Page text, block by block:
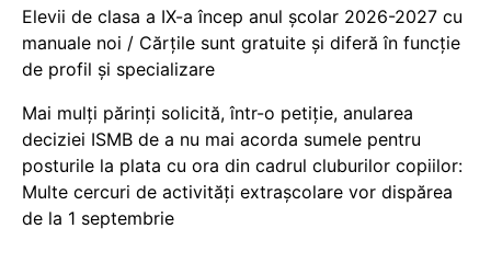
Elevii de clasa a IX-a încep anul școlar 2026-2027 cu
manuale noi / Cărțile sunt gratuite și diferă în funcție
de profil și specializare
Mai mulți părinți solicită, într-o petiție, anularea
deciziei ISMB de a nu mai acorda sumele pentru
posturile la plata cu ora din cadrul cluburilor copiilor:
Multe cercuri de activități extrașcolare vor dispărea
de la 1 septembrie